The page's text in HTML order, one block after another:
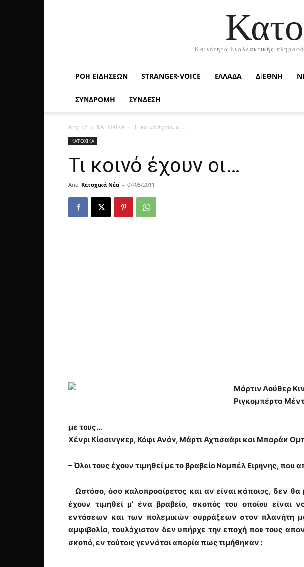
Κοινότητα Εναλλακτικής
ΡΟΉ ΕΙΔΉΣΕΩΝ STRANGER-VOICE ΕΛΛΑΔΑ ΔΙΕΘΝΗ
ΣΥΝΔΡΟΜΗ ΣΥΝΔΕΣΗ
Αρχική ΚΑΤΟΧΙΚΑ Τι κοινό έχουν οι…
ΚΑΤΟΧΙΚΑ
Τι κοινό έχουν οι…
Από Κατοχικά Νέα - 07/05/2011
Μάρτιν Λούθερ
Ριγκομπέρτα
με τους…
Χένρι Κίσσινγκερ, Κόφι Ανάν, ΜάρτιΑχτισαάρι και Μπαράκ
–Όλοι τους έχουν τιμηθεί με τοβραβείο Νομπέλ Ειρήνης, που
Ωστόσο, όσο καλοπροαίρετος και αν είναι κάποιος, δεν
έχουν τιμηθεί μ’ ένα βραβείο, σκοπός του οποίου
εντάσεων και των πολεμικών συρράξεων στον πλανήτη
αμφιβολία, τουλάχιστον δεν υπήρχε την εποχή που τους
σκοπό, εν τούτοις γεννάται απορία πως τιμήθηκαν :